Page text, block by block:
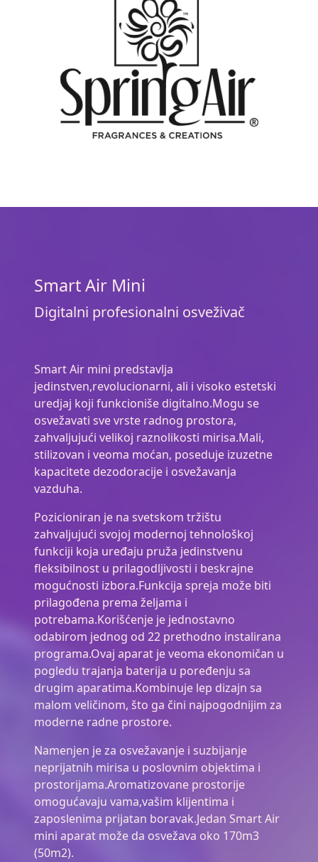
Smart Air Mini
Digitalni profesionalni osveživač
Smart Air mini predstavlja
jedinstven,revolucionarni, ali i visoko estetski
uredjaj koji funkcioniše digitalno.Mogu se
osvežavati sve vrste radnog prostora,
zahvaljujući velikoj raznolikosti mirisa.Mali,
stilizovan i veoma moćan, poseduje izuzetne
kapacitete dezodoracije i osvežavanja
vazduha.
Pozicioniran je na svetskom tržištu
zahvaljujući svojoj modernoj tehnološkoj
funkciji koja uređaju pruža jedinstvenu
fleksibilnost u prilagodljivosti i beskrajne
mogućnosti izbora.Funkcija spreja može biti
prilagođena prema željama i
potrebama.Korišćenje je jednostavno
odabirom jednog od 22 prethodno instalirana
programa.Ovaj aparat je veoma ekonomičan u
pogledu trajanja baterija u poređenju sa
drugim aparatima.Kombinuje lep dizajn sa
malom veličinom, što ga čini najpogodnijim za
moderne radne prostore.
Namenjen je za osvežavanje i suzbijanje
neprijatnih mirisa u poslovnim objektima i
prostorijama.Aromatizovane prostorije
omogućavaju vama,vašim klijentima i
zaposlenima prijatan boravak.Jedan Smart Air
mini aparat može da osvežava oko 170m3
(50m2).